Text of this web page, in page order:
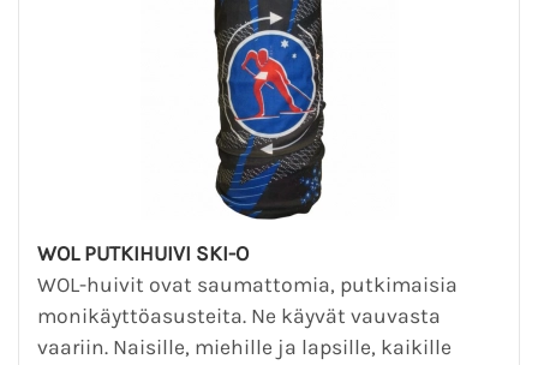
WOL PUTKIHUIVI SKI-O
WOL-huivit ovat saumattomia, putkimaisia
monikäyttöasusteita. Ne käyvät vauvasta
vaariin. Naisille, miehille ja lapsille, kaikille